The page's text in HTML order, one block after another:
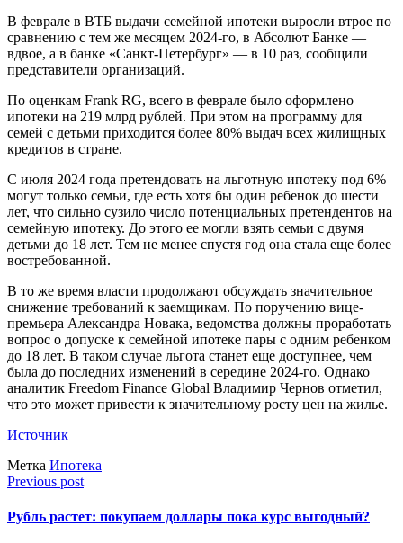
В феврале в ВТБ выдачи семейной ипотеки выросли втрое по
сравнению с тем же месяцем 2024-го, в Абсолют Банке —
вдвое, а в банке «Санкт-Петербург» — в 10 раз, сообщили
представители организаций.
По оценкам Frank RG, всего в феврале было оформлено
ипотеки на 219 млрд рублей. При этом на программу для
семей с детьми приходится более 80% выдач всех жилищных
кредитов в стране.
С июля 2024 года претендовать на льготную ипотеку под 6%
могут только семьи, где есть хотя бы один ребенок до шести
лет, что сильно сузило число потенциальных претендентов на
семейную ипотеку. До этого ее могли взять семьи с двумя
детьми до 18 лет. Тем не менее спустя год она стала еще более
востребованной.
В то же время власти продолжают обсуждать значительное
снижение требований к заемщикам. По поручению вице-
премьера Александра Новака, ведомства должны проработать
вопрос о допуске к семейной ипотеке пары с одним ребенком
до 18 лет. В таком случае льгота станет еще доступнее, чем
была до последних изменений в середине 2024-го. Однако
аналитик Freedom Finance Global Владимир Чернов отметил,
что это может привести к значительному росту цен на жилье.
Источник
Метка Ипотека
Previous post
Рубль растет: покупаем доллары пока курс выгодный?